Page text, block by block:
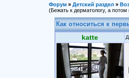
Форум » Детский раздел »
(Бежать к дерматологу, а
Как относиться к
katte